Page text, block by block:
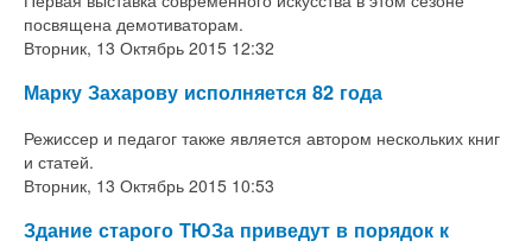
посвящена демотиваторам.
Вторник, 13 Октябрь 2015 12:32
Марку Захарову исполняется 82 года
Режиссер и педагог также является автором нескольких книг
и статей.
Вторник, 13 Октябрь 2015 10:53
Здание старого ТЮЗа приведут в порядок к